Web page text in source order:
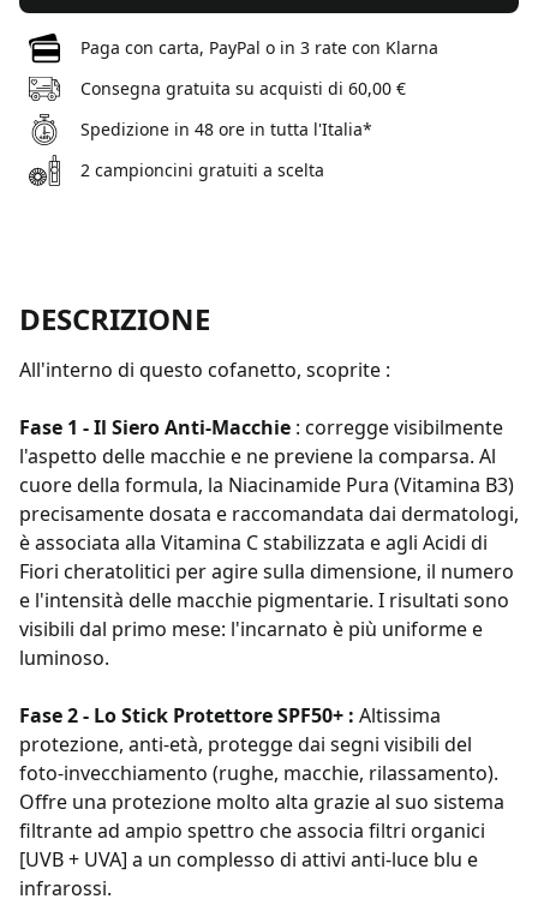
Paga con carta, PayPal o in 3 rate con Klarna
Consegna gratuita su acquisti di 60,00 €
Spedizione in 48 ore in tutta l'Italia*
2 campioncini gratuiti a scelta
DESCRIZIONE
All'interno di questo cofanetto, scoprite :
Fase 1 - Il Siero Anti-Macchie : corregge visibilmente
l'aspetto delle macchie e ne previene la comparsa. Al
cuore della formula, la Niacinamide Pura (Vitamina B3)
precisamente dosata e raccomandata dai dermatologi,
è associata alla Vitamina C stabilizzata e agli Acidi di
Fiori cheratolitici per agire sulla dimensione, il numero
e l'intensità delle macchie pigmentarie. I risultati sono
visibili dal primo mese: l'incarnato è più uniforme e
luminoso.
Fase 2 - Lo Stick Protettore SPF50+ : Altissima
protezione, anti-età, protegge dai segni visibili del
foto-invecchiamento (rughe, macchie, rilassamento).
Offre una protezione molto alta grazie al suo sistema
filtrante ad ampio spettro che associa filtri organici
[UVB + UVA] a un complesso di attivi anti-luce blu e
infrarossi.